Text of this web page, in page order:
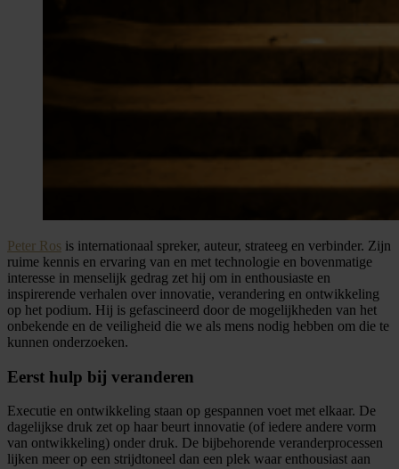
Peter Ros is internationaal spreker, auteur, strateeg en verbinder. Zijn
ruime kennis en ervaring van en met technologie en bovenmatige
interesse in menselijk gedrag zet hij om in enthousiaste en
inspirerende verhalen over innovatie, verandering en ontwikkeling
op het podium. Hij is gefascineerd door de mogelijkheden van het
onbekende en de veiligheid die we als mens nodig hebben om die te
kunnen onderzoeken.
Eerst hulp bij veranderen
Executie en ontwikkeling staan op gespannen voet met elkaar. De
dagelijkse druk zet op haar beurt innovatie (of iedere andere vorm
van ontwikkeling) onder druk. De bijbehorende veranderprocessen
lijken meer op een strijdtoneel dan een plek waar enthousiast aan